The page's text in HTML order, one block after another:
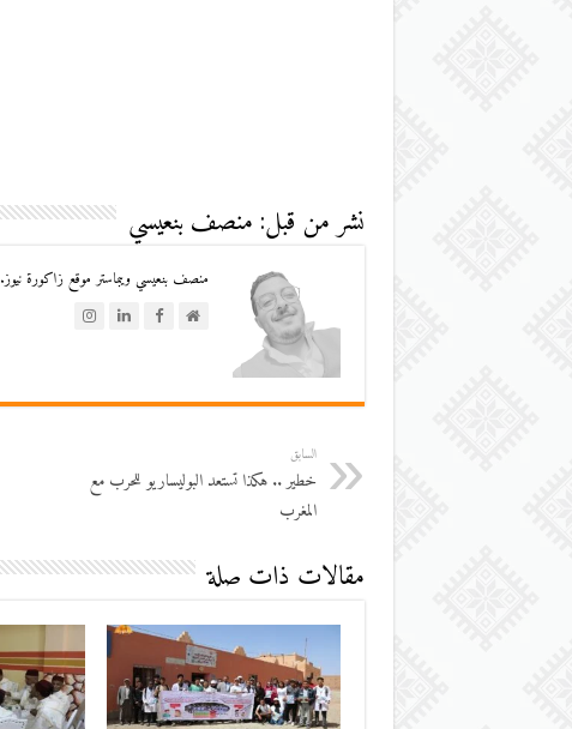
نشر من قبل: منصف بنعيسي
منصف بنعيسي ويبماستر موقع زاكورة نيوز.
السابق
خطير .. هكذا تستعد البوليساريو للحرب مع
المغرب
مقالات ذات صلة